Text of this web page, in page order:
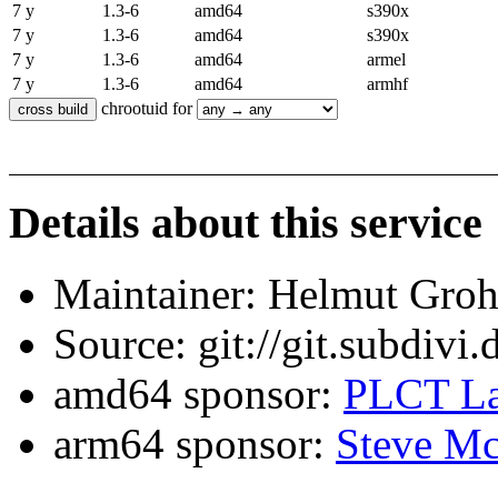
7 y
1.3-6 amd64
s390x
7 y
1.3-6 amd64
s390x
7 y
1.3-6 amd64
armel
7 y
1.3-6 amd64
armhf
chrootuid for
Details about this service
Maintainer: Helmut
Source: git://
amd64 sponsor: PLCT
arm64 sponsor: Steve